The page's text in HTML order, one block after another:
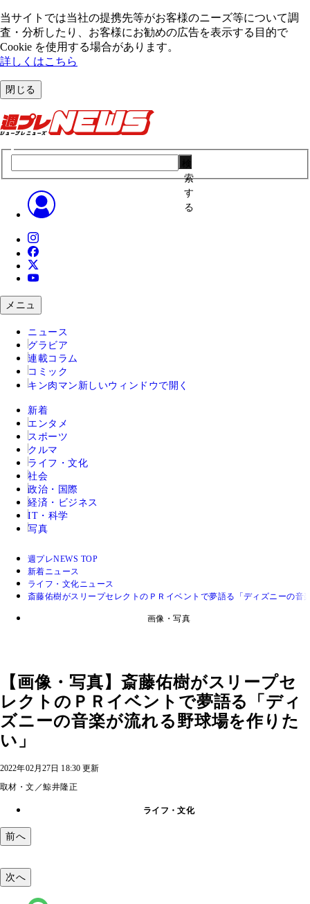
当サイトでは当社の提携先等がお客様のニーズ等について調
査・分析したり、お客様にお勧めの広告を表⽰する⽬的で
Cookie を使⽤する場合があります。
詳しくはこちら
閉じる
索
す
る
メニュ
ニュース
グラビア
連載コラム
コミック
キン肉マン 新しいウィンドウで開く
新着
エンタメ
スポーツ
クルマ
ライフ・文化
社会
政治・国際
経済・ビジネス
IT・科学
写真
週プレNEWS TOP
新着ニュース
ライフ・文化ニュース
斎藤佑樹がスリープセレクトのＰＲイベントで夢語る「ディズニーの音
画像・写真
【画像・写真】斎藤佑樹がスリープセ
レクトのＰＲイベントで夢語る「ディ
ズニーの音楽が流れる野球場を作りた
い」
2022年02月27日 18:30 更新
取材・文／鯨井隆正
ライフ・文化
前へ
次へ